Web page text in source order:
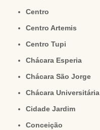
Centro
Centro Artemis
Centro Tupi
Chácara Esperia
Chácara São Jorge
Chácara Universitária
Cidade Jardim
Conceição